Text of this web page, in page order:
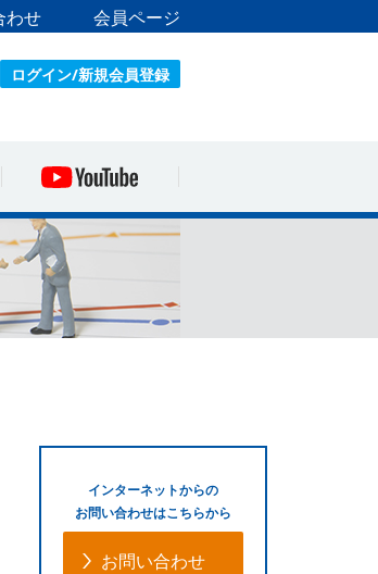
わせ 会員ページ
ログイン/新規会員登録
インターネットからの
お問い合わせはこちらから
お問い合わせ